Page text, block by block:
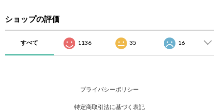
ショップの評価
すべて 1136 35 16
プライバシーポリシー
特定商取引法に基づく表記